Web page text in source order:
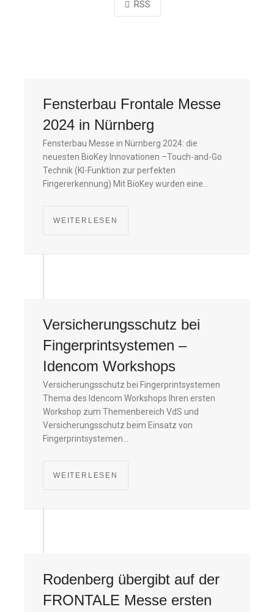
RSS
Fensterbau Frontale Messe
2024 in Nürnberg
Fensterbau Messe in Nürnberg 2024: die
neuesten BioKey Innovationen –Touch-and-Go
Technik (KI-Funktion zur perfekten
Fingererkennung) Mit BioKey wurden eine…
WEITERLESEN
Versicherungsschutz bei
Fingerprintsystemen –
Idencom Workshops
Versicherungsschutz bei Fingerprintsystemen
Thema des Idencom Workshops Ihren ersten
Workshop zum Themenbereich VdS und
Versicherungsschutz beim Einsatz von
Fingerprintsystemen…
WEITERLESEN
Rodenberg übergibt auf der
FRONTALE Messe ersten